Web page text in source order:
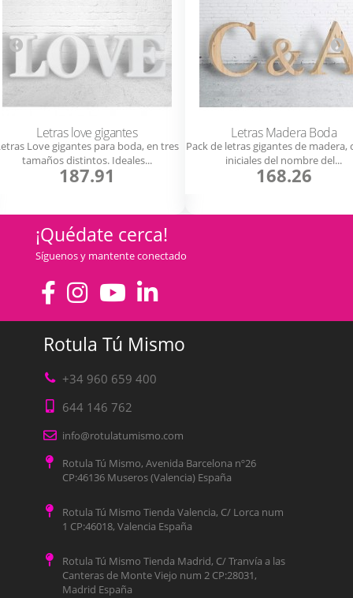
Letras love gigantes
Love gigantes para boda, en tres
tamaños distintos. Ideales...
187.91
Letras Madera Boda
Pack de letras gigantes de madera,
iniciales del nombre del...
168.26
¡Quédate cerca!
Síguenos y mantente conectado
Rotula Tú Mismo
+34 960 659 400
644 146 762
info@rotulatumismo.com
Rotula Tú Mismo, Avenida Barcelona nº26
CP:46136 Museros (Valencia) España
Rotula Tú Mismo Tienda Valencia, C/ Lorca num
1 CP:46018, Valencia España
Rotula Tú Mismo Tienda Madrid, C/ Tranvía a las
Canteras de Monte Viejo num 2 CP:28031,
Madrid España